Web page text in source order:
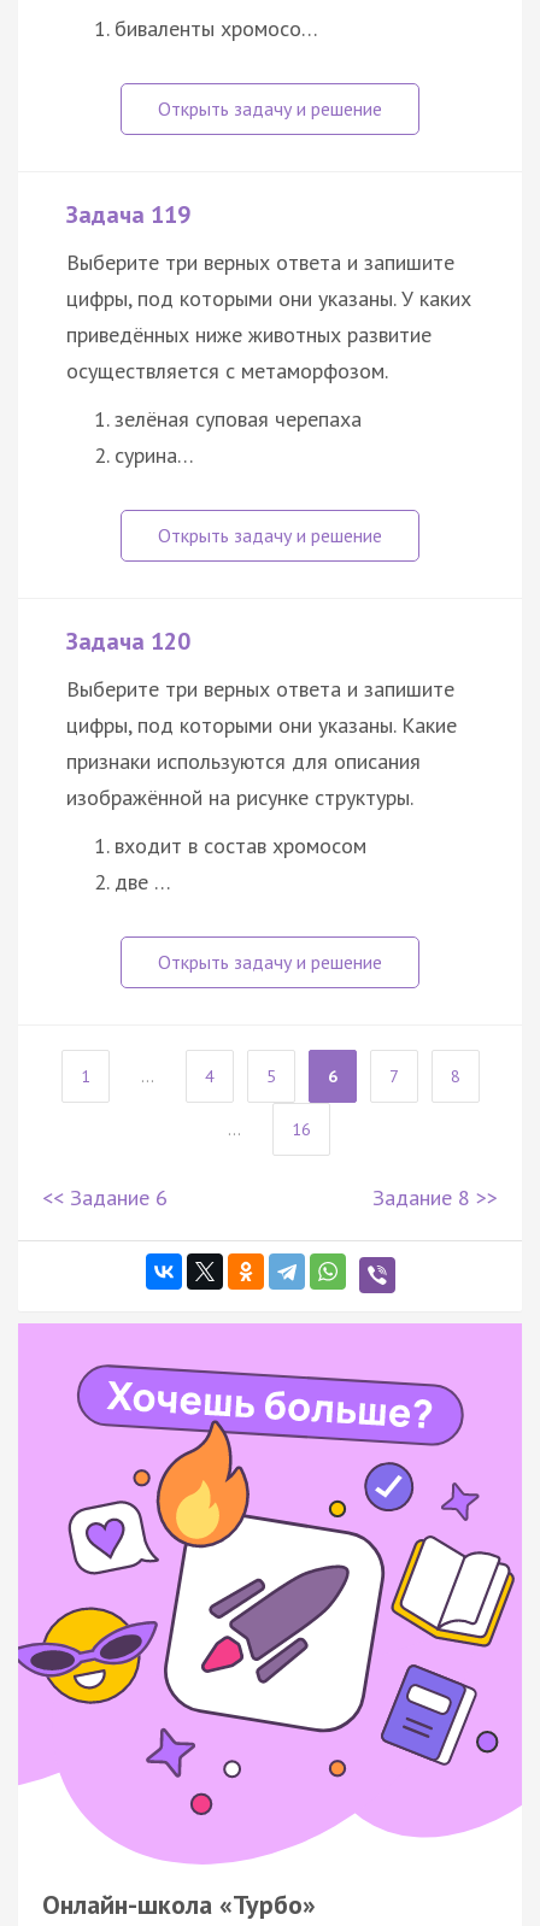
биваленты хромосо…
Задача 119
Выберите три верных ответа и запишите
цифры, под которыми они указаны. У каких
приведённых ниже животных развитие
осуществляется с метаморфозом.
зелёная суповая черепаха
сурина…
Задача 120
Выберите три верных ответа и запишите
цифры, под которыми они указаны. Какие
признаки используются для описания
изображённой на рисунке структуры.
входит в состав хромосом
две …
1 ... 4 5 6 7 8
... 16
<< Задание 6 Задание 8 >>
Онлайн-школа «Турбо»